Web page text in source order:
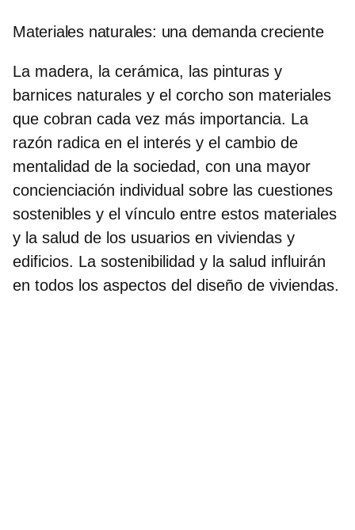
Materiales naturales: una demanda creciente
La madera, la cerámica, las pinturas y
barnices naturales y el corcho son materiales
que cobran cada vez más importancia. La
razón radica en el interés y el cambio de
mentalidad de la sociedad, con una mayor
concienciación individual sobre las cuestiones
sostenibles y el vínculo entre estos materiales
y la salud de los usuarios en viviendas y
edificios. La sostenibilidad y la salud influirán
en todos los aspectos del diseño de viviendas.